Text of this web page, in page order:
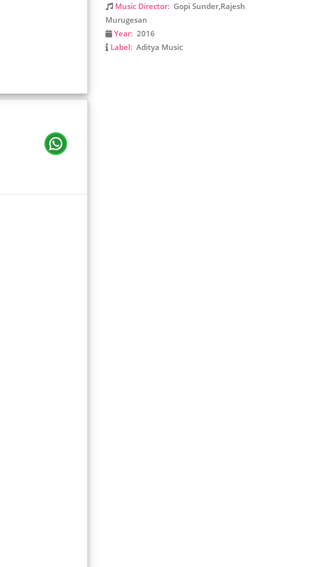
Music Director: Gopi Sunder,Rajesh
Murugesan
Year: 2016
Label: Aditya Music